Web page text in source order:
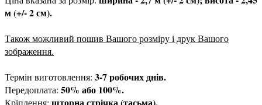
м (+/- 2 см).
Також можливий пошив Вашого розміру і друк Вашого
зображення.
Термін виготовлення: 3-7 робочих днів.
Передоплата: 50% або 100%.
Кріплення: шторна стрічка (тасьма).